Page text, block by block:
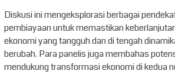
Diskusi ini mengeksplorasi berbagai
pembiayaan untuk memastikan
ekonomi yang tangguh dan di tengah
berubah. Para panelis juga membahas
mendukung transformasi ekonomi di kedua